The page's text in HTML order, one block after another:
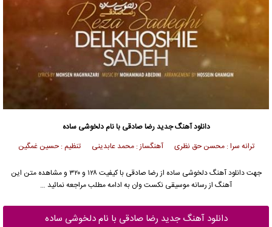
دانلود آهنگ جدیدرضا صادقی با نام دلخوشی ساده
ترانه سرا : محسن حق نظری آهنگساز : محمد عابدینی تنظیم : حسین غمگین
جهت دانلود آهنگ دلخوشی ساده از رضا صادقی
با کیفیت ۱۲۸ و ۳۲۰ و مشاهده متن این
آهنگ از رسانه موسیقی نکست وان به ادامه مطلب مراجعه نمائید …
دانلود آهنگ جدید رضا صادقی با نام دلخوشی ساده